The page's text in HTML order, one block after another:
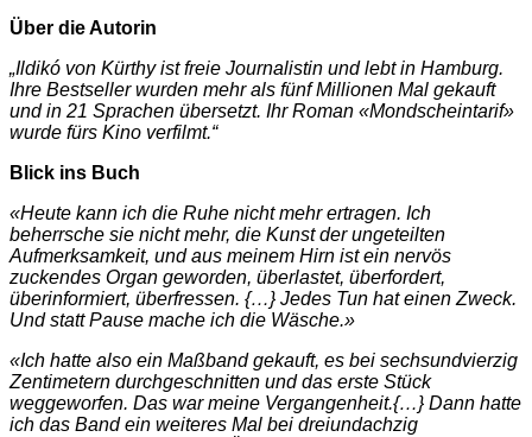
Über die Autorin
„Ildikó von Kürthy ist freie Journalistin und lebt in Hamburg.
Ihre Bestseller wurden mehr als fünf Millionen Mal gekauft
und in 21 Sprachen übersetzt. Ihr Roman «Mondscheintarif»
wurde fürs Kino verfilmt.“
Blick ins Buch
«Heute kann ich die Ruhe nicht mehr ertragen. Ich
beherrsche sie nicht mehr, die Kunst der ungeteilten
Aufmerksamkeit, und aus meinem Hirn ist ein nervös
zuckendes Organ geworden, überlastet, überfordert,
überinformiert, überfressen. {…} Jedes Tun hat einen Zweck.
Und statt Pause mache ich die Wäsche.»
«Ich hatte also ein Maßband gekauft, es bei sechsundvierzig
Zentimetern durchgeschnitten und das erste Stück
weggeworfen. Das war meine Vergangenheit.{…} Dann hatte
ich das Band ein weiteres Mal bei dreiundachzig